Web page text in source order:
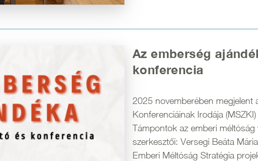
Az emberség
konferencia
2025 novemberében megjelent
Konferenciáinak Irodája
Támpontok az emberi
szerkesztői: Versegi Beáta
Emberi Méltóság Stratégia